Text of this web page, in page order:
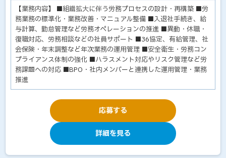
【業務内容】 ■組織拡大に伴う労務プロセスの設計・再構築 ■労
務業務の標準化・業務改善・マニュアル整備 ■入退社手続き、給
与計算、勤怠管理など労務オペレーションの推進 ■異動・休職・
復職対応、労務相談などの社員サポート ■36協定、有給管理、社
会保険・年末調整など年次業務の運用管理 ■安全衛生・労務コン
プライアンス体制の強化 ■ハラスメント対応やリスク管理など労
務課題への対応 ■BPO・社内メンバーと連携した運用管理・業務
推進
応募する
詳細を見る